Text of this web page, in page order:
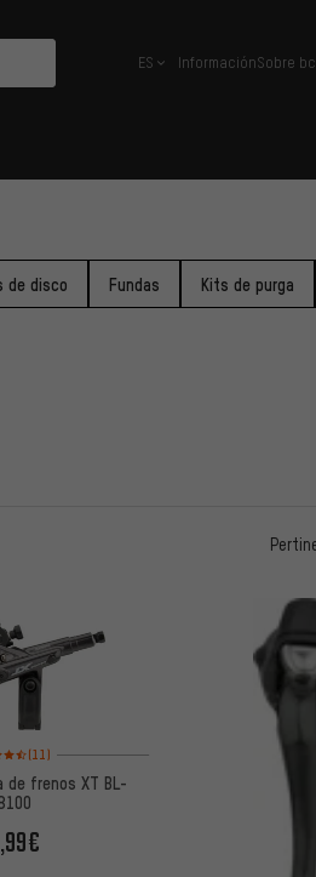
español
ES InformaciónSobre bc
de disco Fundas Kits de purga
media: 4,5 de 5 basada en 11 reseñas
(11)
de frenos XT BL-